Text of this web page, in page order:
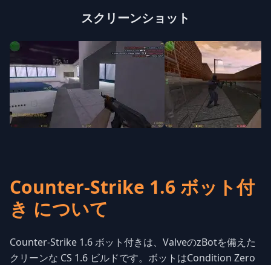
スクリーンショット
Counter-Strike 1.6 ボット付
き について
Counter-Strike 1.6 ボット付きは、ValveのzBotを備えた
クリーンな CS 1.6 ビルドです。ボットはCondition Zero